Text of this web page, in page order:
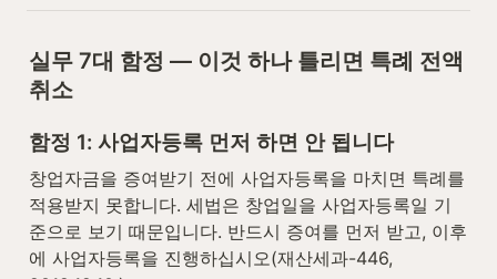
실무 7대 함정 — 이것 하나 틀리면 특례 전액
취소
함정 1: 사업자등록 먼저 하면 안 됩니다
창업자금을 증여받기 전에 사업자등록을 마치면 특례를
적용받지 못합니다. 세법은 창업일을 사업자등록일 기
준으로 보기 때문입니다. 반드시 증여를 먼저 받고, 이후
에 사업자등록을 진행하십시오(재산세과-446,